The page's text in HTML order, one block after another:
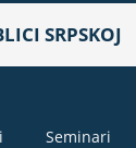
SRPSKOJ
Seminari